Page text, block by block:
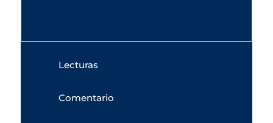
Lecturas
Comentario